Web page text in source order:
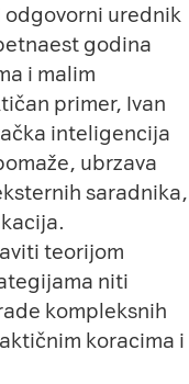
odgovorni urednik
godina
i malim
primer, Ivan
inteligencija
ubrzava
saradnika,
teorijom
niti
kompleksnih
koracima i